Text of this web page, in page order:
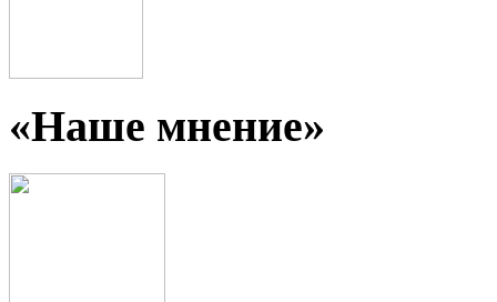
«Наше мнение»